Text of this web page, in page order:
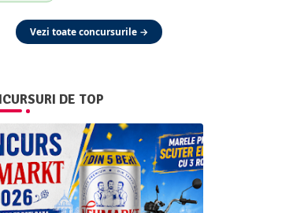
Vezi toate concursurile →
DE TOP